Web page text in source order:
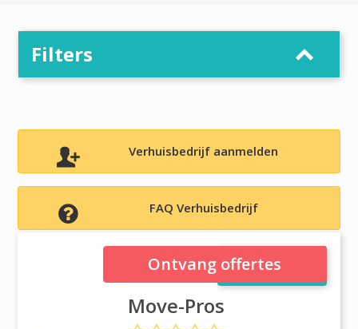
Filters
Verhuisbedrijf aanmelden
FAQ Verhuisbedrijf
Move-Pros
Move-Pros
Ontvang offertes